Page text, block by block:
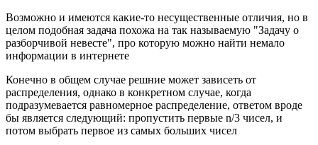
Возможно и имеются какие-то несущественные отличия, но в
целом подобная задача похожа на так называемую "Задачу о
разборчивой невесте", про которую можно найти немало
информации в интернете
Конечно в общем случае решние может зависеть от
распределения, однако в конкретном случае, когда
подразумевается равномерное распределение, ответом вроде
бы является следующий: пропустить первые n/3 чисел, и
потом выбрать первое из самых больших чисел